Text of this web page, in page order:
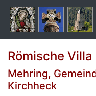
Römische Villa
Mehring,
Kirchheck